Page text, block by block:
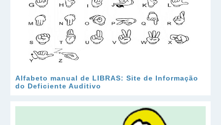
Alfabeto manual de LIBRAS: Site de Informação
do Deficiente Auditivo